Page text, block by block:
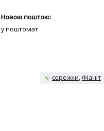
Новою поштою:
у поштомат
сережки Фіаніт